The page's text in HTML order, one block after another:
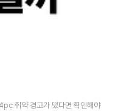
취약 경고가 떴다면 확인해야